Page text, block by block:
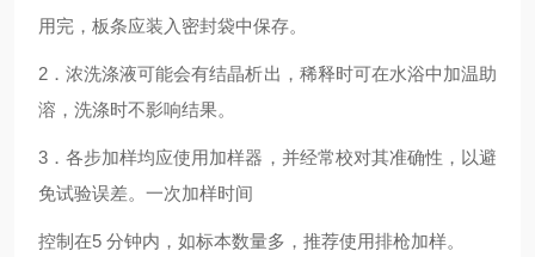
用完，板条应装入密封袋中保存。
2 ．浓洗涤液可能会有结晶析出，稀释时可在水浴中加温助
溶，洗涤时不影响结果。
3 ．各步加样均应使用加样器，并经常校对其准确性，以避
免试验误差。一次加样时间
控制在5 分钟内，如标本数量多，推荐使用排枪加样。